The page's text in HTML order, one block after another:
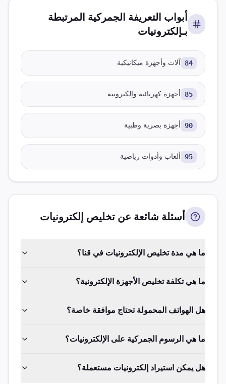
أبواب التعريفة الجمركية المرتبطة
بـإلكترونيات
84 آلات وأجهزة ميكانيكية
85 أجهزة كهربائية وإلكترونية
90 أجهزة بصرية وطبية
95 ألعاب وأدوات رياضية
أسئلة شائعة عن تخليص إلكترونيات
ما هي مدة تخليص الإلكترونيات في قنا؟
ما هي تكلفة تخليص الأجهزة الإلكترونية؟
هل الهواتف المحمولة تحتاج موافقة خاصة؟
ما هي الرسوم الجمركية على الإلكترونيات؟
هل يمكن استيراد إلكترونيات مستعملة؟